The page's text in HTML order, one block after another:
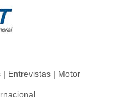
Entrevistas Motor